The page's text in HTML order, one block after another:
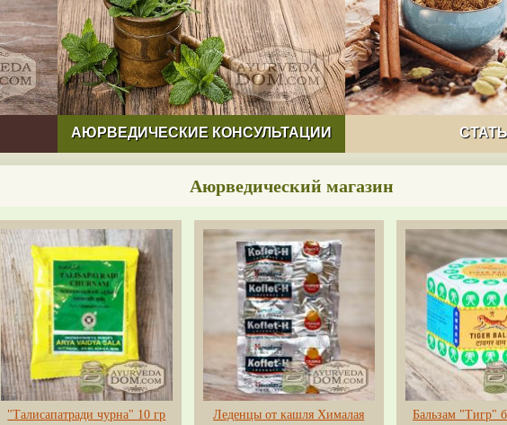
АЮРВЕДИЧЕСКИЕ КОНСУЛЬТАЦИИ
Аюрведический магазин
"Талисапатради чурна" 10 гр
Леденцы от кашля Хималая
Бальзам "Тигр"